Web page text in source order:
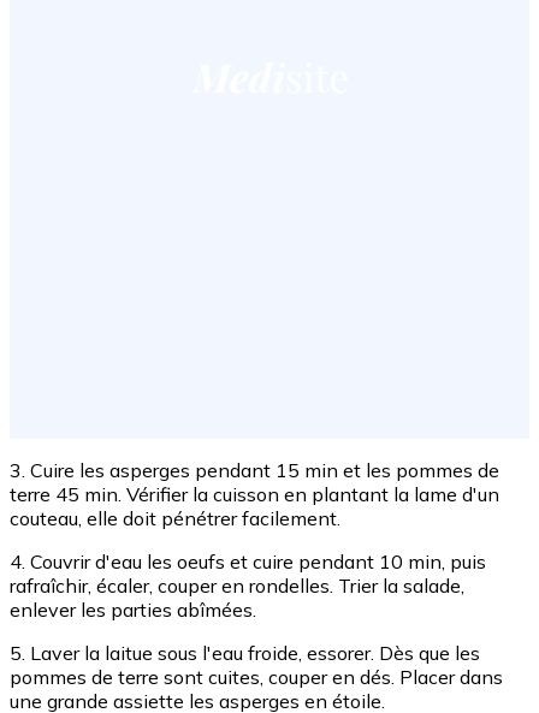
3. Cuire les asperges pendant 15 min et les pommes de
terre 45 min. Vérifier la cuisson en plantant la lame d'un
couteau, elle doit pénétrer facilement.
4. Couvrir d'eau les oeufs et cuire pendant 10 min, puis
rafraîchir, écaler, couper en rondelles. Trier la salade,
enlever les parties abîmées.
5. Laver la laitue sous l'eau froide, essorer. Dès que les
pommes de terre sont cuites, couper en dés. Placer dans
une grande assiette les asperges en étoile.